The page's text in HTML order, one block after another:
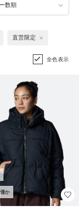
数順
直営限定
全色表示
か